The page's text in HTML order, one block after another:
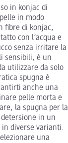
in konjac di
in modo
fibre di konjac,
con l’acqua e
senza irritare la
sensibili, è un
utilizzare da solo
spugna è
anche una
pelle morta e
la spugna per la
in un
diverse varianti.
una